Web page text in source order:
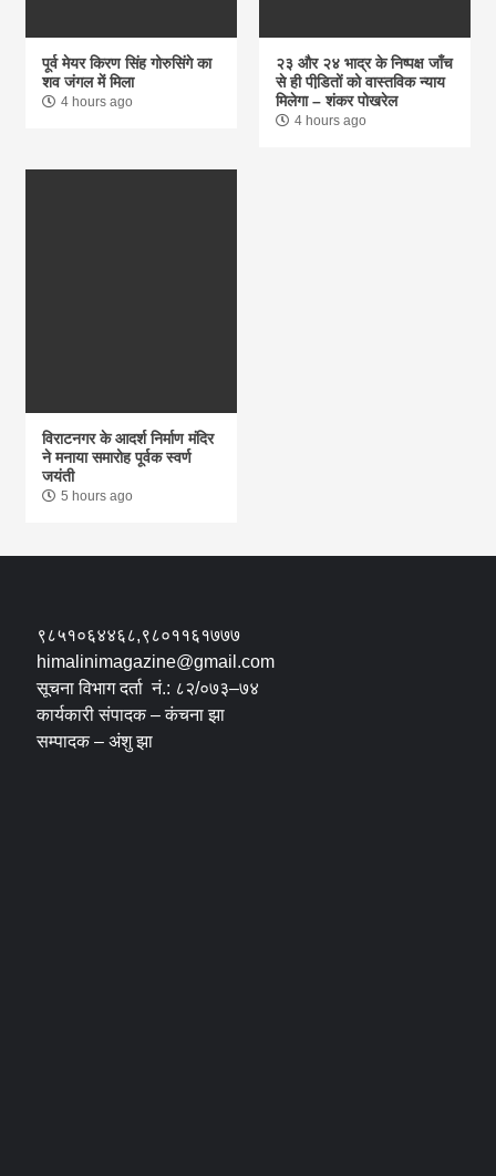
पूर्व मेयर किरण सिंह गोरुसिंगे का
शव जंगल में मिला
4 hours ago
२३ और २४ भाद्र के निष्पक्ष जाँच
से ही पीडि़तों को वास्तविक न्याय
मिलेगा – शंकर पोखरेल
4 hours ago
विराटनगर के आदर्श निर्माण मंदिर
ने मनाया समारोह पूर्वक स्वर्ण
जयंती
5 hours ago
९८५१०६४४६८,९८०११६१७७७
himalinimagazine@gmail.com
सूचना विभाग दर्ता नं.: ८२/०७३–७४
कार्यकारी संपादक – कंचना झा
सम्पादक – अंशु झा